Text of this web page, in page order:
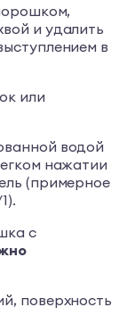
и удалить
в
или
водой
нажатии
(примерное
с
поверхность